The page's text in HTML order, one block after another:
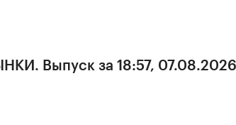
Выпуск за 18:57, 07.08.2026